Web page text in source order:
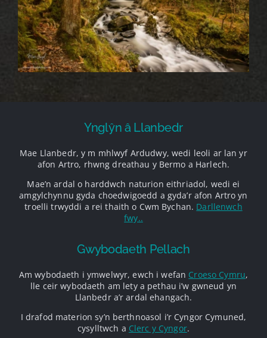
Ynglŷn â Llanbedr
Mae Llanbedr, y m mhlwyf Ardudwy, wedi leoli ar lan yr
afon Artro, rhwng dreathau y Bermo a Harlech.
Mae’n ardal o harddwch naturion eithriadol, wedi ei
amgylchynnu gyda choedwigoedd a gyda’r afon Artro yn
troelli trwyddi a rei thaith o Cwm Bychan. Darllenwch
fwy..
Gwybodaeth Pellach
Am wybodaeth i ymwelwyr, ewch i wefan Croeso Cymru,
lle ceir wybodaeth am lety a pethau i’w gwneud yn
Llanbedr a’r ardal ehangach.
I drafod materion sy’n berthnoasol i’r Cyngor Cymuned,
cysylltwch a Clerc y Cyngor.